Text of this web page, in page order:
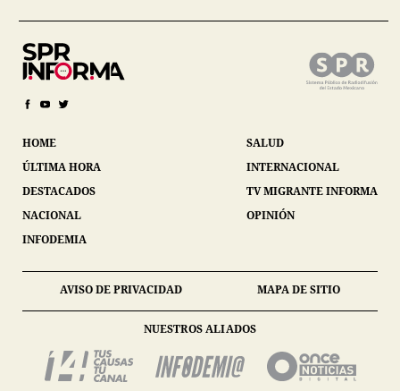
HOME
ÚLTIMA HORA
DESTACADOS
NACIONAL
INFODEMIA
SALUD
INTERNACIONAL
TV MIGRANTE INFORMA
OPINIÓN
AVISO DE PRIVACIDAD MAPA DE SITIO
NUESTROS ALIADOS